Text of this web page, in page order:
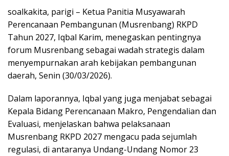
soalkakita, parigi – Ketua Panitia Musyawarah
Perencanaan Pembangunan (Musrenbang) RKPD
Tahun 2027, Iqbal Karim, menegaskan pentingnya
forum Musrenbang sebagai wadah strategis dalam
menyempurnakan arah kebijakan pembangunan
daerah, Senin (30/03/2026).
Dalam laporannya, Iqbal yang juga menjabat sebagai
Kepala Bidang Perencanaan Makro, Pengendalian dan
Evaluasi, menjelaskan bahwa pelaksanaan
Musrenbang RKPD 2027 mengacu pada sejumlah
regulasi, di antaranya Undang-Undang Nomor 23